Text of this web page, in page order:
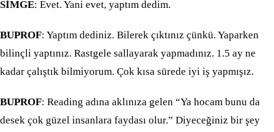
SİMGE: Evet. Yani evet, yaptım dedim.
BUPROF: Yaptım dediniz. Bilerek çıktınız çünkü. Yaparken
bilinçli yaptınız. Rastgele sallayarak yapmadınız. 1.5 ay ne
kadar çalıştık bilmiyorum. Çok kısa sürede iyi iş yapmışız.
BUPROF: Reading adına aklınıza gelen “Ya hocam bunu da
desek çok güzel insanlara faydası olur.” Diyeceğiniz bir şey